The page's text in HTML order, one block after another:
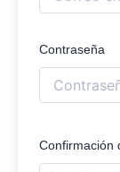
Contraseña
Confirmación